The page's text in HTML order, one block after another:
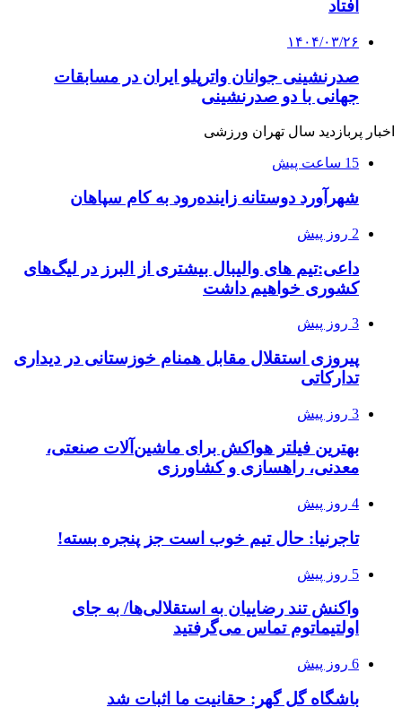
افتاد
۱۴۰۴/۰۳/۲۶
صدرنشینی جوانان واترپلو ایران در مسابقات
جهانی با دو صدرنشینی
اخبار پربازدید سال تهران ورزشی
15 ساعت پیش
شهرآورد دوستانه زاینده‌رود به کام سپاهان
2 روز پیش
داعی:تیم های والیبال بیشتری از البرز در لیگ‌های
کشوری خواهیم داشت
3 روز پیش
پیروزی استقلال مقابل همنام خوزستانی در دیداری
تدارکاتی
3 روز پیش
بهترین فیلتر هواکش برای ماشین‌آلات صنعتی،
معدنی، راهسازی و کشاورزی
4 روز پیش
تاجرنیا: حال تیم خوب است جز پنجره بسته!
5 روز پیش
واکنش تند رضاییان به استقلالی‌ها/ به جای
اولتیماتوم تماس می‌گرفتید
6 روز پیش
باشگاه گل گهر: حقانیت ما اثبات شد